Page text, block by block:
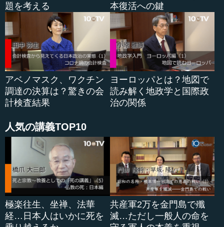
題を考える
本復活への鍵
アベノマスク、ワクチン
調達の決算は？驚きの会
計検査結果
ヨーロッパとは？地図で
読み解く地政学と国際政
治の関係
人気の講義TOP10
極楽往生、坐禅、法華
経…日本人はいかに死を
共産軍2万を金門島で殲
滅…ただし一般人の命を